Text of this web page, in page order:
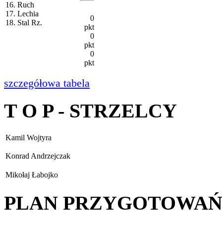
16. Ruch
17. Lechia
18. Stal Rz.
0
pkt
0
pkt
0
pkt
szczegółowa tabela
T O P - STRZELCY
Kamil Wojtyra
Konrad Andrzejczak
Mikołaj Łabojko
PLAN PRZYGOTOWAŃ